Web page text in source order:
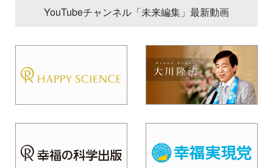
YouTubeチャンネル「未来編集」最新動画